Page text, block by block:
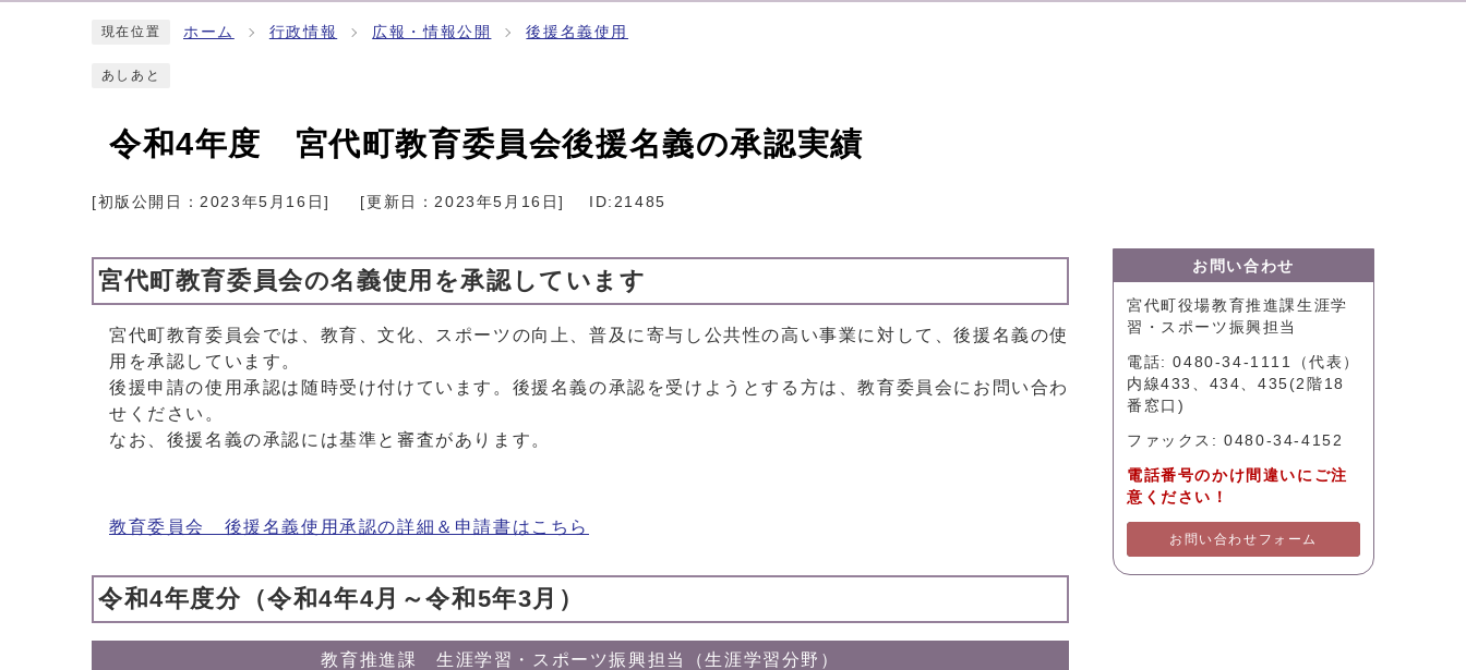
現在位置 ホーム 行政情報 広報・情報公開 後援名義使用
あしあと
令和4年度 宮代町教育委員会後援名義の承認実績
[初版公開日：2023年5月16日] [更新日：2023年5月16日] ID:21485
宮代町教育委員会の名義使用を承認しています
宮代町教育委員会では、教育、文化、スポーツの向上、普及に寄与し公共性の高い事業に対して、後援名義の使
用を承認しています。
後援申請の使用承認は随時受け付けています。後援名義の承認を受けようとする方は、教育委員会にお問い合わ
せください。
なお、後援名義の承認には基準と審査があります。
教育委員会 後援名義使用承認の詳細＆申請書はこちら
令和4年度分（令和4年4月～令和5年3月）
教育推進課 生涯学習・スポーツ振興担当（生涯学習分野）
お問い合わせ
宮代町役場教育推進課生涯学
習・スポーツ振興担当
電話: 0480-34-1111（代表）
内線433、434、435(2階18
番窓口)
ファックス: 0480-34-4152
電話番号のかけ間違いにご注
意ください！
お問い合わせフォーム